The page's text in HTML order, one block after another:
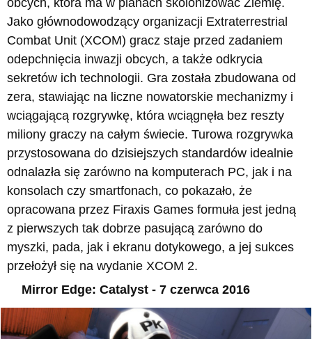
obcych, która ma w planach skolonizować Ziemię.
Jako głównodowodzący organizacji Extraterrestrial
Combat Unit (XCOM) gracz staje przed zadaniem
odepchnięcia inwazji obcych, a także odkrycia
sekretów ich technologii. Gra została zbudowana od
zera, stawiając na liczne nowatorskie mechanizmy i
wciągającą rozgrywkę, która wciągnęła bez reszty
miliony graczy na całym świecie. Turowa rozgrywka
przystosowana do dzisiejszych standardów idealnie
odnalazła się zarówno na komputerach PC, jak i na
konsolach czy smartfonach, co pokazało, że
opracowana przez Firaxis Games formuła jest jedną
z pierwszych tak dobrze pasującą zarówno do
myszki, pada, jak i ekranu dotykowego, a jej sukces
przełożył się na wydanie XCOM 2.
Mirror Edge: Catalyst - 7 czerwca 2016